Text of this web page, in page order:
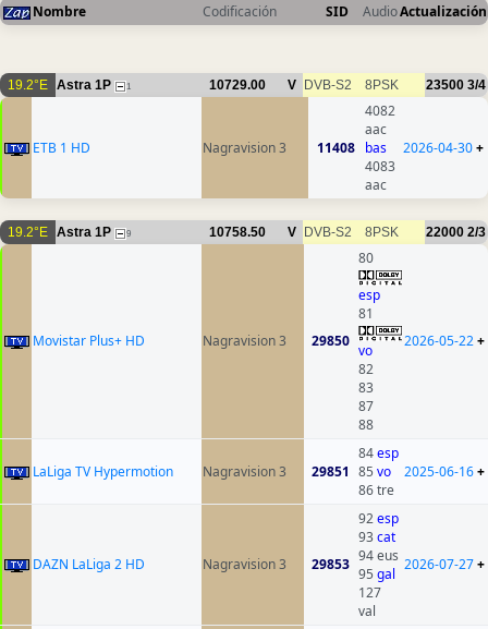
Nombre Codificación SID AudioActualización
19.2°E Astra 1P 1 10729.00 V DVB-S2 8PSK 23500 3/4
ETB 1 HD Nagravision 3 11408
4082
aac
bas
4083
aac
2026-04-30+
19.2°E Astra 1P 9 10758.50 V DVB-S2 8PSK 22000 2/3
Movistar Plus+ HD Nagravision 3 29850
80
esp
81
vo
82
83
87
88
2026-05-22+
LaLiga TV Hypermotion Nagravision 3 29851
84esp
85 vo
86 tre
2025-06-16+
DAZN LaLiga 2 HD Nagravision 3 29853
92esp
93cat
94 eus
95 gal
127
val
2026-07-27+